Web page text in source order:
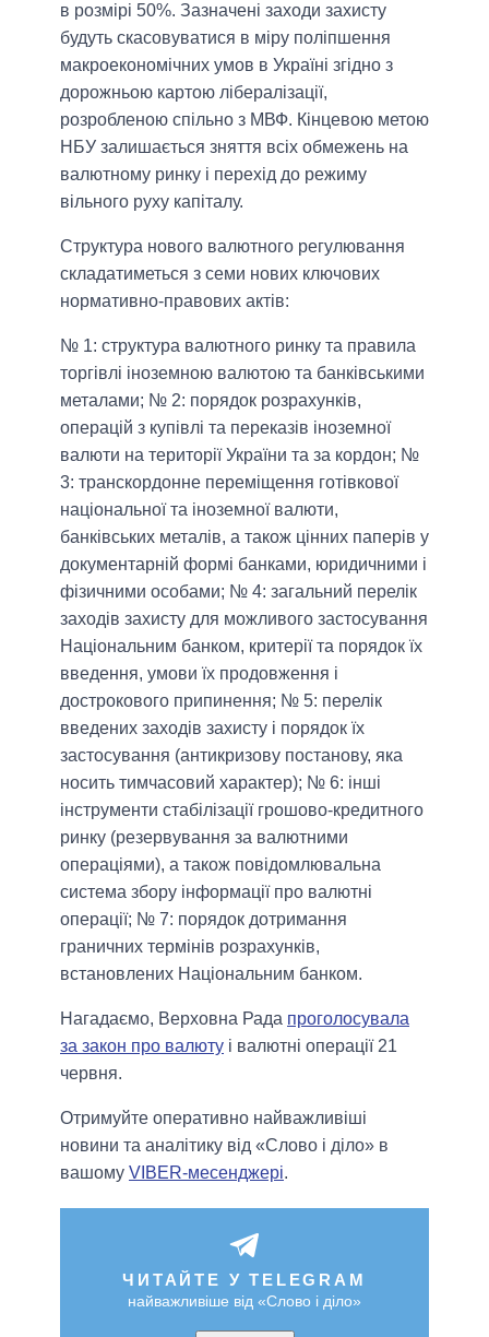
в розмірі 50%. Зазначені заходи захисту
будуть скасовуватися в міру поліпшення
макроекономічних умов в Україні згідно з
дорожньою картою лібералізації,
розробленою спільно з МВФ. Кінцевою метою
НБУ залишається зняття всіх обмежень на
валютному ринку і перехід до режиму
вільного руху капіталу.
Структура нового валютного регулювання
складатиметься з семи нових ключових
нормативно-правових актів:
№ 1: структура валютного ринку та правила
торгівлі іноземною валютою та банківськими
металами; № 2: порядок розрахунків,
операцій з купівлі та переказів іноземної
валюти на території України та за кордон; №
3: транскордонне переміщення готівкової
національної та іноземної валюти,
банківських металів, а також цінних паперів у
документарній формі банками, юридичними і
фізичними особами; № 4: загальний перелік
заходів захисту для можливого застосування
Національним банком, критерії та порядок їх
введення, умови їх продовження і
дострокового припинення; № 5: перелік
введених заходів захисту і порядок їх
застосування (антикризову постанову, яка
носить тимчасовий характер); № 6: інші
інструменти стабілізації грошово-кредитного
ринку (резервування за валютними
операціями), а також повідомлювальна
система збору інформації про валютні
операції; № 7: порядок дотримання
граничних термінів розрахунків,
встановлених Національним банком.
Нагадаємо, Верховна Рада проголосувала
за закон про валюту і валютні операції 21
червня.
Отримуйте оперативно найважливіші
новини та аналітику від «Слово і діло» в
вашому VIBER-месенджері.
ЧИТАЙТЕ У TELEGRAM
найважливіше від «Слово і діло»